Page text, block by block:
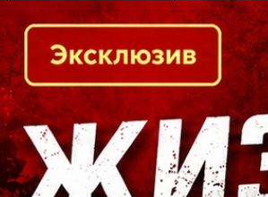
Кто есть кто в Байкальском регионе